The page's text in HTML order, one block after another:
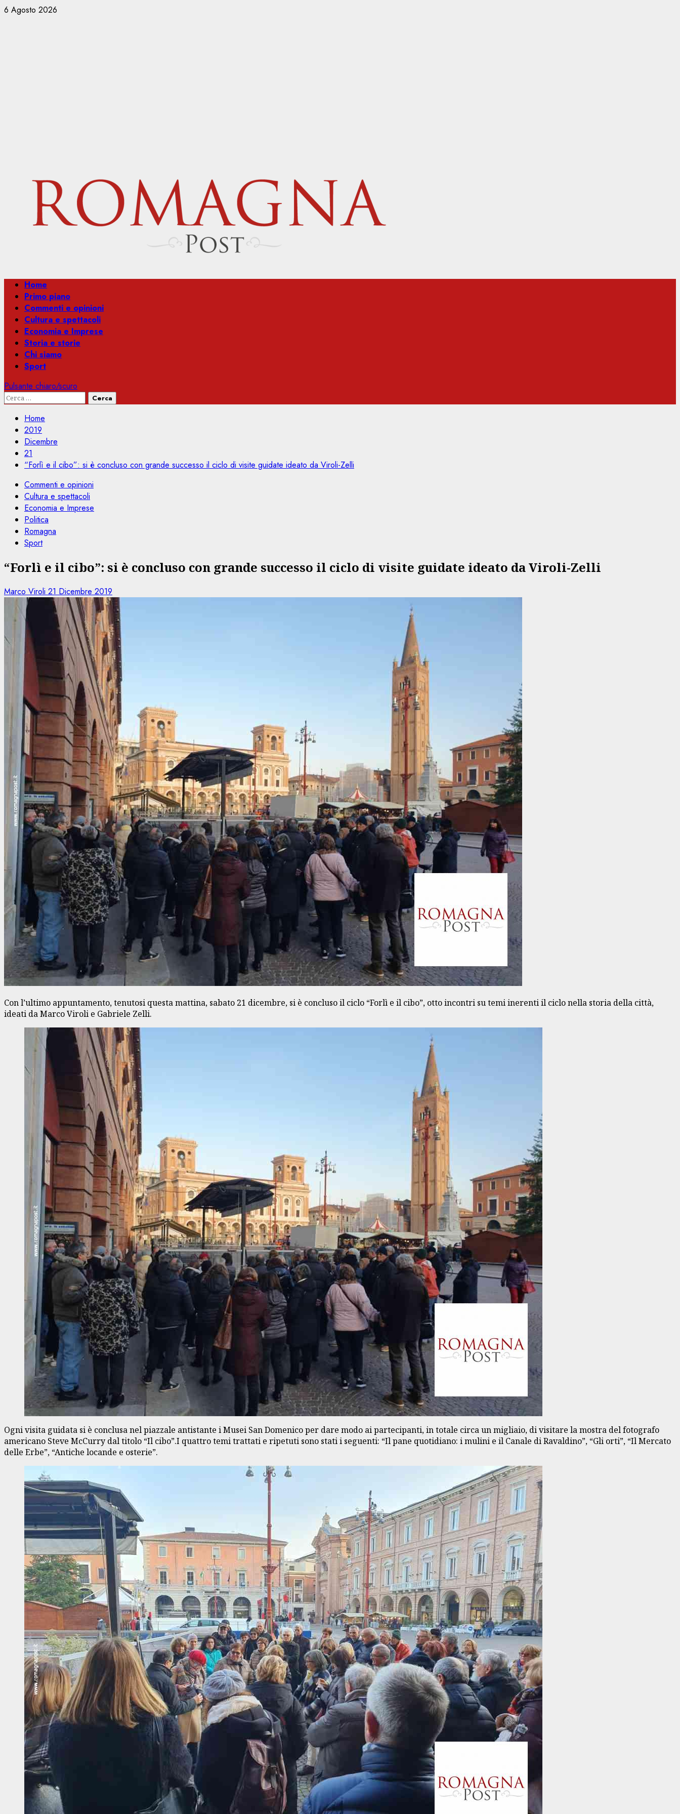
Vai
6 Agosto 2026
Menu
principale
Home
Primo piano
Commenti e opinioni
Cultura e spettacoli
Economia e Imprese
Storia e storie
Chi siamo
Sport
Pulsante chiaro/scuro
Ricerca
Home
2019
Dicembre
21
“Forlì e il cibo”: si è concluso con grande successo il ciclo di visite guidate ideato da Viroli-Zelli
Commenti e opinioni
Cultura e spettacoli
Economia e Imprese
Politica
Romagna
Sport
“Forlì e il cibo”: si è concluso con grande successo il ciclo di visite guidate ideato da Viroli-Zelli
Marco Viroli 21 Dicembre 2019
Con l’ultimo appuntamento, tenutosi questa mattina, sabato 21 dicembre, si è concluso il ciclo “Forlì e il cibo”, otto incontri su temi inerenti il ciclo nella storia della città,
ideati da Marco Viroli e Gabriele Zelli.
Ogni visita guidata si è conclusa nel piazzale antistante i Musei San Domenico per dare modo ai partecipanti, in totale circa un migliaio, di visitare la mostra del fotografo
americano Steve McCurry dal titolo “Il cibo”.I quattro temi trattati e ripetuti sono stati i seguenti: “Il pane quotidiano: i mulini e il Canale di Ravaldino”, “Gli orti”, “Il Mercato
delle Erbe”, “Antiche locande e osterie”.